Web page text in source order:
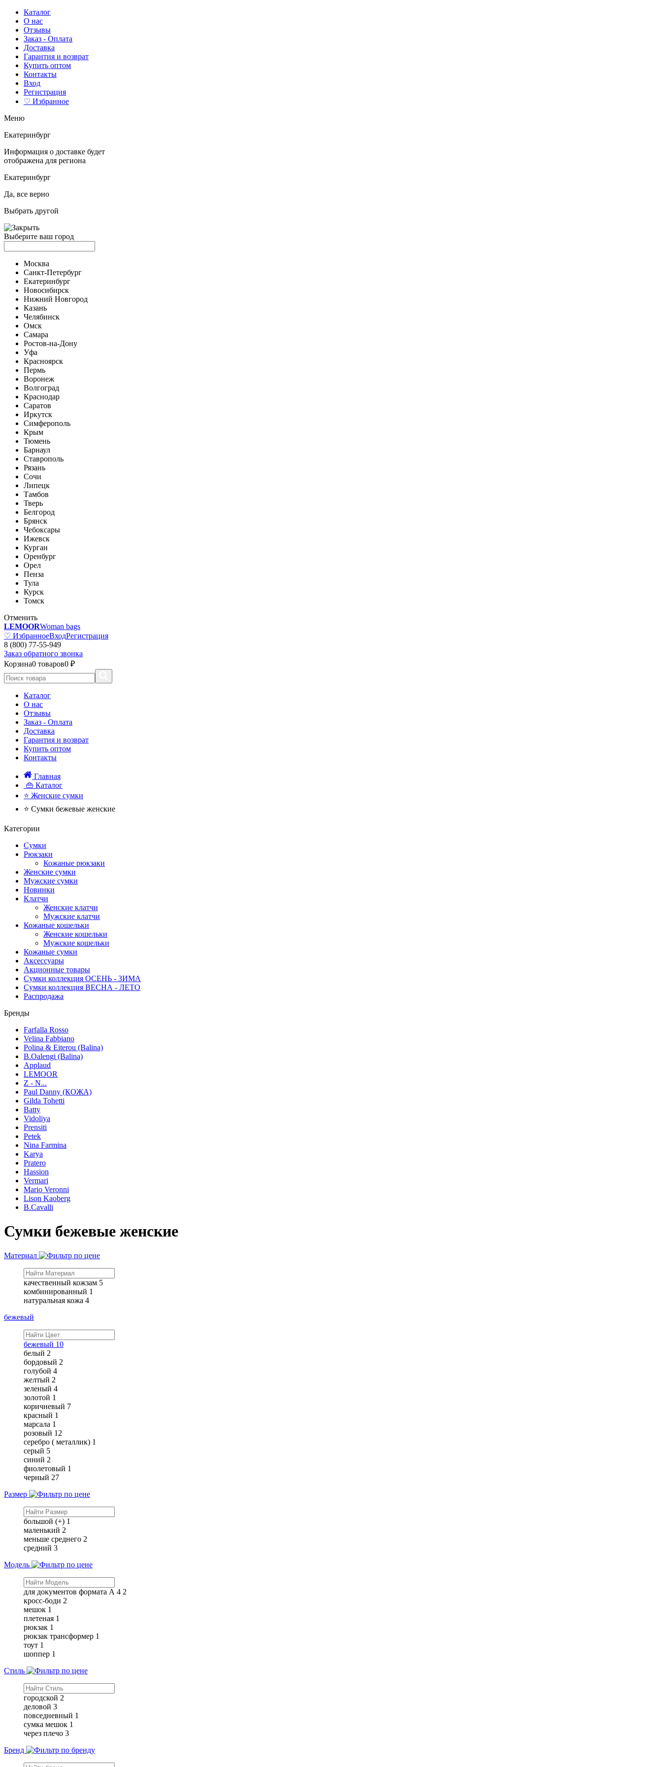
Каталог
О нас
Отзывы
Заказ - Оплата
Доставка
Гарантия и возврат
Купить оптом
Контакты
Вход
Регистрация
♡ Избранное
Меню
Екатеринбург
Информация о доставке будет
отображена для региона
Екатеринбург
Да, все верно
Выбрать другой
Выберите ваш город
Москва
Санкт-Петербург
Екатеринбург
Новосибирск
Нижний Новгород
Казань
Челябинск
Омск
Самара
Ростов-на-Дону
Уфа
Красноярск
Пермь
Воронеж
Волгоград
Краснодар
Саратов
Иркутск
Симферополь
Крым
Тюмень
Барнаул
Ставрополь
Рязань
Сочи
Липецк
Тамбов
Тверь
Белгород
Брянск
Чебоксары
Ижевск
Курган
Оренбург
Орел
Пенза
Тула
Курск
Томск
Отменить
LEMOORWoman bags
♡ ИзбранноеВходРегистрация
8 (800) 77-55-949
Заказ обратного звонка
Корзина0 товаров0 ₽
Каталог
О нас
Отзывы
Заказ - Оплата
Доставка
Гарантия и возврат
Купить оптом
Контакты
Главная
👜 Каталог
⭐ Женские сумки
⭐ Сумки бежевые женские
Категории
Сумки
Рюкзаки
Кожаные рюкзаки
Женские сумки
Мужские сумки
Новинки
Клатчи
Женские клатчи
Мужские клатчи
Кожаные кошельки
Женские кошельки
Мужские кошельки
Кожаные сумки
Аксессуары
Акционные товары
Сумки коллекция ОСЕНЬ - ЗИМА
Сумки коллекция ВЕСНА - ЛЕТО
Распродажа
Бренды
Farfalla Rosso
Velina Fabbiano
Polina & Eiterou (Balina)
B.Oalengi (Balina)
Applaud
LEMOOR
Z - N...
Paul Danny (КОЖА)
Gilda Tohetti
Batty
Vidoliya
Prensiti
Petek
Nina Farmina
Karya
Pratero
Hassion
Vermari
Mario Veronni
Lison Kaoberg
B.Cavalli
Сумки бежевые женские
Материал
качественный кожзам 5
комбинированный 1
натуральная кожа 4
бежевый
бежевый 10
белый 2
бордовый 2
голубой 4
желтый 2
зеленый 4
золотой 1
коричневый 7
красный 1
марсала 1
розовый 12
серебро ( металлик) 1
серый 5
синий 2
фиолетовый 1
черный 27
Размер
большой (+) 1
маленький 2
меньше среднего 2
средний 3
Модель
для документов формата А 4 2
кросс-боди 2
мешок 1
плетеная 1
рюкзак 1
рюкзак трансформер 1
тоут 1
шоппер 1
Стиль
городской 2
деловой 3
повседневный 1
сумка мешок 1
через плечо 3
Бренд